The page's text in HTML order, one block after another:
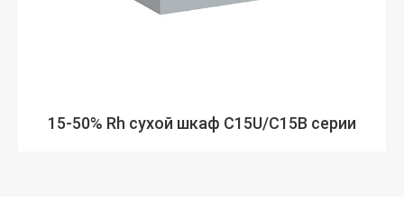
15-50% Rh сухой шкаф C15U/C15B серии